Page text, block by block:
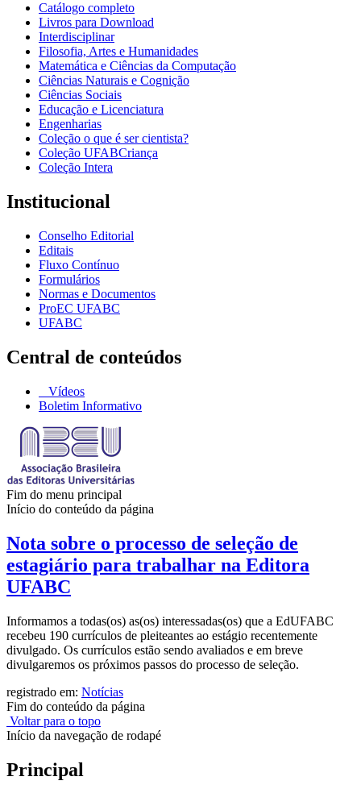
Catálogo completo
Livros para Download
Interdisciplinar
Filosofia, Artes e Humanidades
Matemática e Ciências da Computação
Ciências Naturais e Cognição
Ciências Sociais
Educação e Licenciatura
Engenharias
Coleção o que é ser cientista?
Coleção UFABCriança
Coleção Intera
Institucional
Conselho Editorial
Editais
Fluxo Contínuo
Formulários
Normas e Documentos
ProEC UFABC
UFABC
Central de conteúdos
Vídeos
Boletim Informativo
Fim do menu principal
Início do conteúdo da página
Nota sobre o processo de seleção de
estagiário para trabalhar na Editora
UFABC
Informamos a todas(os) as(os) interessadas(os) que a EdUFABC
recebeu 190 currículos de pleiteantes ao estágio recentemente
divulgado. Os currículos estão sendo avaliados e em breve
divulgaremos os próximos passos do processo de seleção.
registrado em: Notícias
Fim do conteúdo da página
Voltar para o topo
Início da navegação de rodapé
Principal